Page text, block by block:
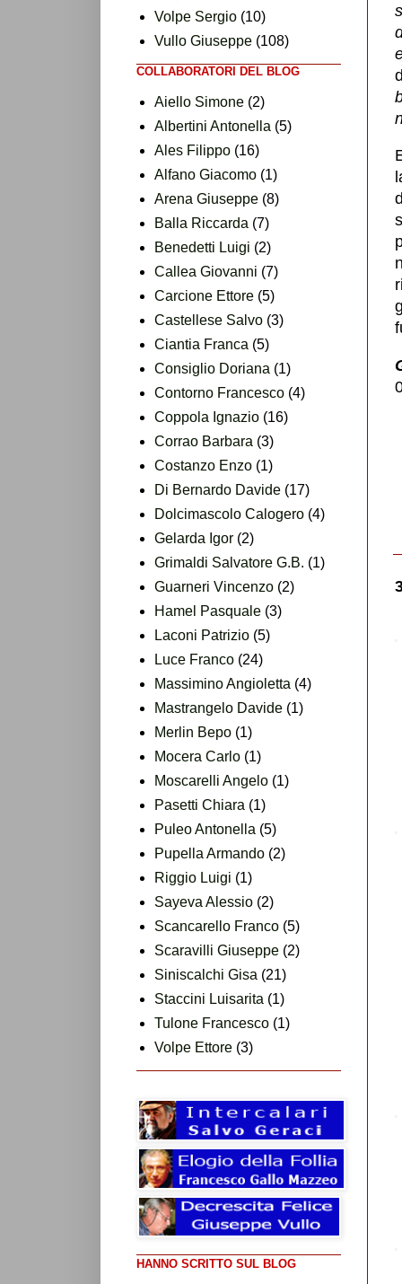
Volpe Sergio (10)
Vullo Giuseppe (108)
COLLABORATORI DEL BLOG
Aiello Simone (2)
Albertini Antonella (5)
Ales Filippo (16)
Alfano Giacomo (1)
Arena Giuseppe (8)
Balla Riccarda (7)
Benedetti Luigi (2)
Callea Giovanni (7)
Carcione Ettore (5)
Castellese Salvo (3)
Ciantia Franca (5)
Consiglio Doriana (1)
Contorno Francesco (4)
Coppola Ignazio (16)
Corrao Barbara (3)
Costanzo Enzo (1)
Di Bernardo Davide (17)
Dolcimascolo Calogero (4)
Gelarda Igor (2)
Grimaldi Salvatore G.B. (1)
Guarneri Vincenzo (2)
Hamel Pasquale (3)
Laconi Patrizio (5)
Luce Franco (24)
Massimino Angioletta (4)
Mastrangelo Davide (1)
Merlin Bepo (1)
Mocera Carlo (1)
Moscarelli Angelo (1)
Pasetti Chiara (1)
Puleo Antonella (5)
Pupella Armando (2)
Riggio Luigi (1)
Sayeva Alessio (2)
Scancarello Franco (5)
Scaravilli Giuseppe (2)
Siniscalchi Gisa (21)
Staccini Luisarita (1)
Tulone Francesco (1)
Volpe Ettore (3)
HANNO SCRITTO SUL BLOG